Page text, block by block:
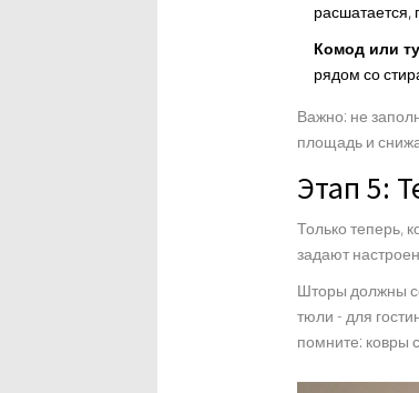
расшатается,
Комод или
рядом со
Важно: не
площадь и
Этап 5:
Только теперь,
задают
Шторы должны
тюли - для
помните: ковры